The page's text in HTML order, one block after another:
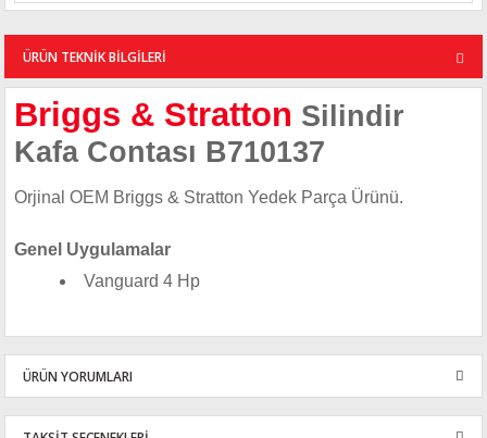
ÜRÜN TEKNİK BİLGİLERİ
Briggs & Stratton Silindir
Kafa Contası B710137
Orjinal OEM Briggs & Stratton Yedek Parça Ürünü.
Genel Uygulamalar
Vanguard 4 Hp
ÜRÜN YORUMLARI